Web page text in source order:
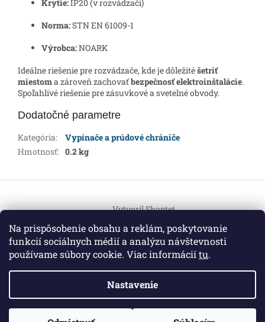
Na prispôsobenie obsahu a reklám, poskytovanie
funkcií sociálnych médií a analýzu návštevnosti
používame súbory cookie. Viac informáciítu.
Nastavenie
ZO ZDRAVOTNÝCH DÔVODOV BUDÚ VAŠE OBJEDNÁVKY
Krytie:IP20 (v rozvádzači)
Norma:STN EN 61009-1
Výrobca:NOARK
Ideálne riešenie pre rozvádzače, kde je dôležitéšetriť
miestoma zároveň zachovaťbezpečnosť elektroinštalácie.
Spoľahlivé riešenie pre zásuvkové a svetelné obvody.
Dodatočné parametre
Kategória:
Vypínače a prúdové chrániče
Hmotnosť: 0.2 kg
p
Vytvoril Shoptet
Copyright 2026HEMI Elektro. Všetky práva vyhradené.
Upraviť nastavenie cookies
Informácie pre vás